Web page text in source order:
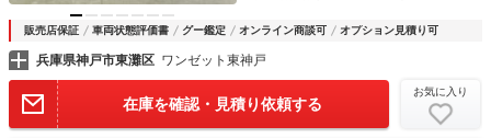
販売店保証 車両状態評価書 グー鑑定 オンライン商談可 オプション見積り可
兵庫県神戸市東灘区 ワンゼット東神戸
在庫を確認・見積り依頼する
お気に入り